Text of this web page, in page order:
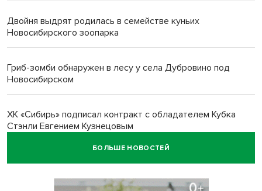
Двойня выдрят родилась в семействе куньих
Новосибирского зоопарка
Гриб-зомби обнаружен в лесу у села Дубровино под
Новосибирском
ХК «Сибирь» подписал контракт с обладателем Кубка
Стэнли Евгением Кузнецовым
БОЛЬШЕ НОВОСТЕЙ